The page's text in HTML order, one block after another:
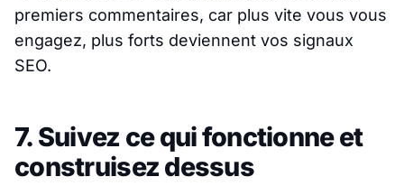
premiers commentaires, car plus vite vous vous
engagez, plus forts deviennent vos signaux
SEO.
7. Suivez ce qui fonctionne et
construisez dessus